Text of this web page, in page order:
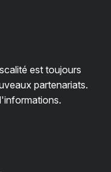
est toujours
partenariats.